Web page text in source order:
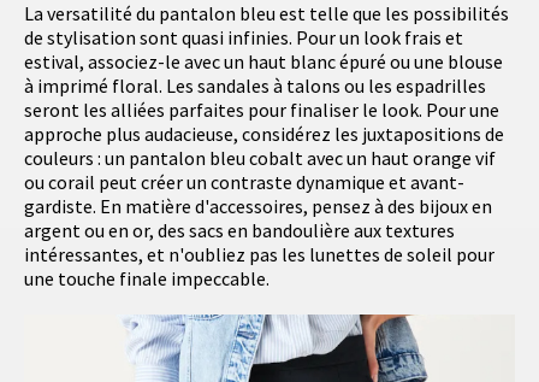
La versatilité du pantalon bleu est telle que les possibilités
de stylisation sont quasi infinies. Pour un look frais et
estival, associez-le avec un haut blanc épuré ou une blouse
à imprimé floral. Les sandales à talons ou les espadrilles
seront les alliées parfaites pour finaliser le look. Pour une
approche plus audacieuse, considérez les juxtapositions de
couleurs : un pantalon bleu cobalt avec un haut orange vif
ou corail peut créer un contraste dynamique et avant-
gardiste. En matière d'accessoires, pensez à des bijoux en
argent ou en or, des sacs en bandoulière aux textures
intéressantes, et n'oubliez pas les lunettes de soleil pour
une touche finale impeccable.